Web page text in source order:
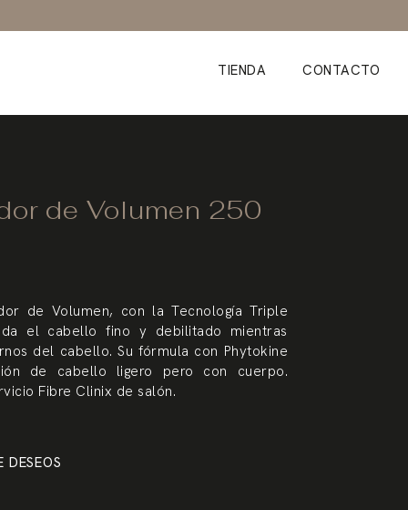
TIENDA CONTACTO
de Volumen 250
de Volumen, con la Tecnología Triple
el cabello fino y debilitado mientras
del cabello. Su fórmula con Phytokine
de cabello ligero pero con cuerpo.
Fibre Clinix de salón.
DESEOS